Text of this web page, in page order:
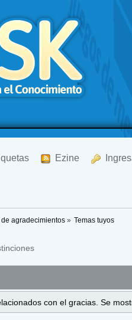
Ezine
de agradecimientos» Temas tuyos
con el gracias. Se